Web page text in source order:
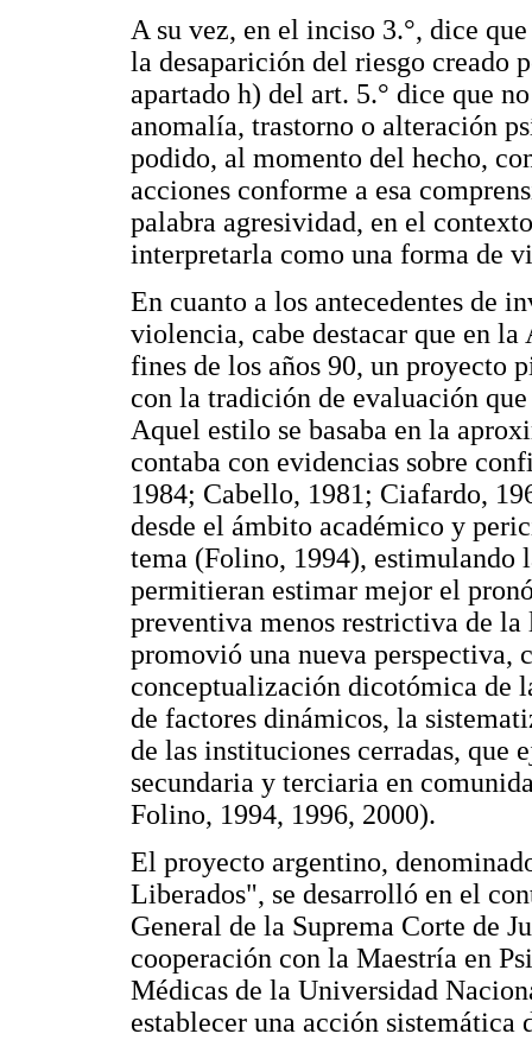
A su vez, en el inciso 3.°, dice
la desaparición del riesgo creado
apartado h) del art. 5.° dice que
anomalía, trastorno o alteración
podido, al momento del hecho,
acciones conforme a esa
palabra agresividad, en el
interpretarla como una forma de
En cuanto a los antecedentes de
violencia, cabe destacar que en
fines de los años 90, un proyecto
con la tradición de evaluación
Aquel estilo se basaba en la
contaba con evidencias sobre
1984; Cabello, 1981; Ciafardo,
desde el ámbito académico y
tema (Folino, 1994), estimulando
permitieran estimar mejor el
preventiva menos restrictiva de
promovió una nueva perspectiva,
conceptualización dicotómica de
de factores dinámicos, la
de las instituciones cerradas, que
secundaria y terciaria en
Folino, 1994, 1996, 2000).
El proyecto argentino,
Liberados", se desarrolló en el
General de la Suprema Corte de
cooperación con la Maestría en
Médicas de la Universidad
establecer una acción